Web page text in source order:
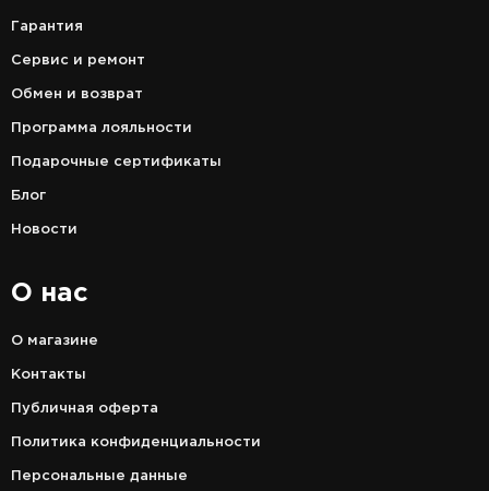
Гарантия
Сервис и ремонт
Обмен и возврат
Программа лояльности
Подарочные сертификаты
Блог
Новости
О нас
О магазине
Контакты
Публичная оферта
Политика конфиденциальности
Персональные данные